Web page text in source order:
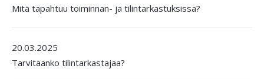
Mitä tapahtuu toiminnan- ja tilintarkastuksissa?
20.03.2025
Tarvitaanko tilintarkastajaa?